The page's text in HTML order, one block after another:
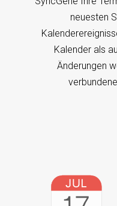
neuesten
Kalender als
Änderungen